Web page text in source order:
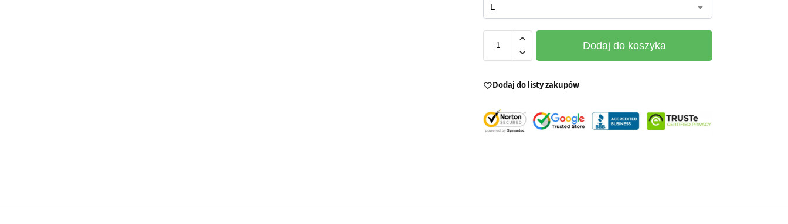
Dodaj do koszyka
Dodaj do listy zakupów